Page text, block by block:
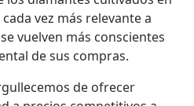
vez más relevante a
vuelven más conscientes
de sus compras.
de ofrecer